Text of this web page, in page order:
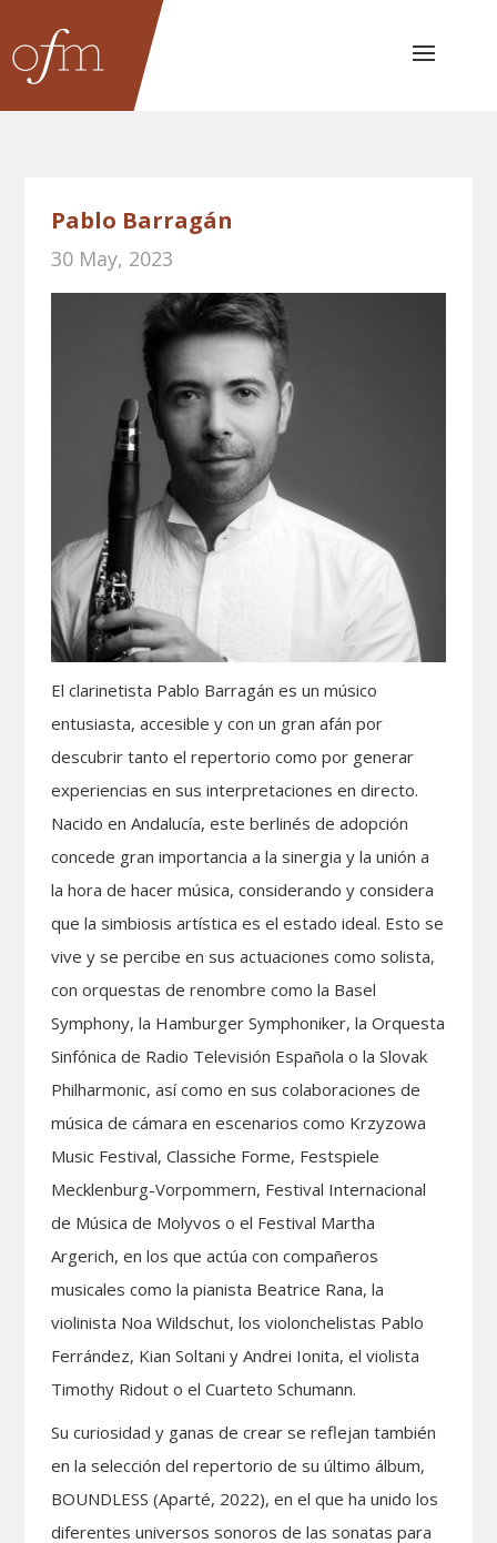
Pablo Barragán
30 May, 2023
El clarinetista Pablo Barragán es un músico
entusiasta, accesible y con un gran afán por
descubrir tanto el repertorio como por generar
experiencias en sus interpretaciones en directo.
Nacido en Andalucía, este berlinés de adopción
concede gran importancia a la sinergia y la unión a
la hora de hacer música, considerando y considera
que la simbiosis artística es el estado ideal. Esto se
vive y se percibe en sus actuaciones como solista,
con orquestas de renombre como la Basel
Symphony, la Hamburger Symphoniker, la Orquesta
Sinfónica de Radio Televisión Española o la Slovak
Philharmonic, así como en sus colaboraciones de
música de cámara en escenarios como Krzyzowa
Music Festival, Classiche Forme, Festspiele
Mecklenburg-Vorpommern, Festival Internacional
de Música de Molyvos o el Festival Martha
Argerich, en los que actúa con compañeros
musicales como la pianista Beatrice Rana, la
violinista Noa Wildschut, los violonchelistas Pablo
Ferrández, Kian Soltani y Andrei Ionita, el violista
Timothy Ridout o el Cuarteto Schumann.
Su curiosidad y ganas de crear se reflejan también
en la selección del repertorio de su último álbum,
BOUNDLESS (Aparté, 2022), en el que ha unido los
diferentes universos sonoros de las sonatas para